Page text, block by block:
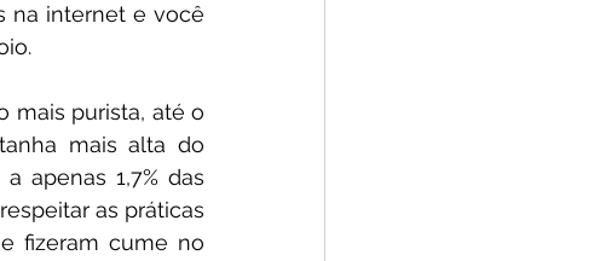
na internet e você
mais purista, até o
mais alta do
apenas 1,7% das
as práticas
fizeram cume no